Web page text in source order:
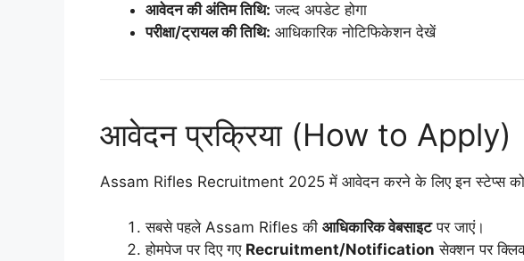
आवेदन की अंतिम तिथि: जल्द अपडेट होगा
परीक्षा/ट्रायल की तिथि: आधिकारिक नोटिफिकेशन देखें
आवेदन प्रक्रिया (How to Apply)
Assam Rifles Recruitment 2025 में आवेदन करने के लिए इन स्टेप्स को
सबसे पहले Assam Rifles की आधिकारिक वेबसाइटपर जाएं।
होमपेज पर दिए गए Recruitment/Notification सेक्शन पर